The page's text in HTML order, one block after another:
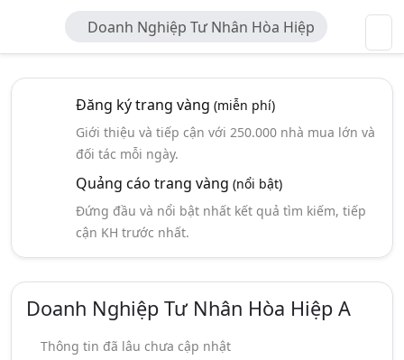
Doanh Nghiệp Tư Nhân Hòa Hiệp
A
Đăng ký trang vàng (miễn phí)
Giới thiệu và tiếp cận với 250.000 nhà mua lớn và
đối tác mỗi ngày.
Quảng cáo trang vàng (nổi bật)
Đứng đầu và nổi bật nhất kết quả tìm kiếm, tiếp
cận KH trước nhất.
Doanh Nghiệp Tư Nhân Hòa Hiệp A
Thông tin đã lâu chưa cập nhật